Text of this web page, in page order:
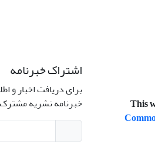
This
اشتراک خبرنامه
برای دریافت اخبار و
خبرنامه نشریه